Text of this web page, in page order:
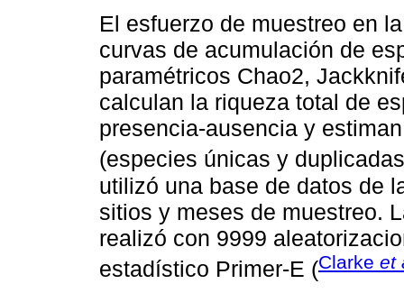
El esfuerzo de muestreo en
curvas de acumulación de
paramétricos Chao2,
calculan la riqueza total de
presencia-ausencia y
(especies únicas y
utilizó una base de datos de
sitios y meses de muestreo.
realizó con 9999
estadístico Primer-E (Clarke et